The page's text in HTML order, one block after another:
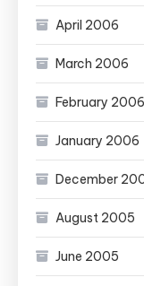
April 2006
March 2006
February 2006
January 2006
December
August 2005
June 2005